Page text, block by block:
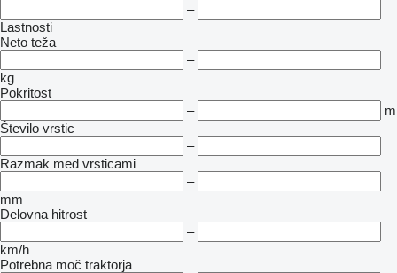
–
Lastnosti
Neto teža
–
kg
Pokritost
–
m
Število vrstic
–
Razmak med vrsticami
–
mm
Delovna hitrost
–
km/h
Potrebna moč traktorja